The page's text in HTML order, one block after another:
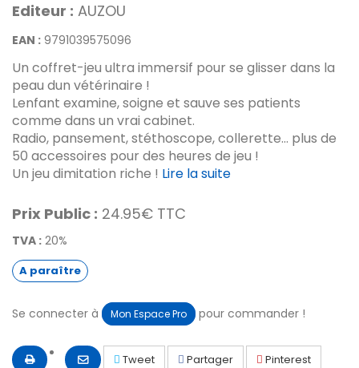
Editeur : AUZOU
EAN : 9791039575096
Un coffret-jeu ultra immersif pour se glisser dans la
peau dun vétérinaire !
Lenfant examine, soigne et sauve ses patients
comme dans un vrai cabinet.
Radio, pansement, stéthoscope, collerette... plus de
50 accessoires pour des heures de jeu !
Un jeu dimitation riche ! Lire la suite
Prix Public : 24.95€ TTC
TVA : 20%
A paraître
Se connecter à Mon Espace Pro pour commander !
Tweet Partager Pinterest